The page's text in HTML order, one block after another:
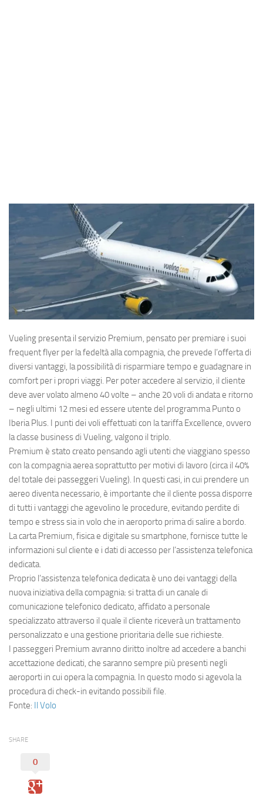
Incidenti
Industria
Eventi
Vueling presenta il servizio Premium, pensato per premiare i suoi
frequent flyer per la fedeltà alla compagnia, che prevede l’offerta di
diversi vantaggi, la possibilità di risparmiare tempo e guadagnare in
comfort per i propri viaggi. Per poter accedere al servizio, il cliente
deve aver volato almeno 40 volte – anche 20 voli di andata e ritorno
– negli ultimi 12 mesi ed essere utente del programma Punto o
Iberia Plus. I punti dei voli effettuati con la tariffa Excellence, ovvero
la classe business di Vueling, valgono il triplo.
Premium è stato creato pensando agli utenti che viaggiano spesso
con la compagnia aerea soprattutto per motivi di lavoro (circa il 40%
del totale dei passeggeri Vueling). In questi casi, in cui prendere un
aereo diventa necessario, è importante che il cliente possa disporre
di tutti i vantaggi che agevolino le procedure, evitando perdite di
tempo e stress sia in volo che in aeroporto prima di salire a bordo.
La carta Premium, fisica e digitale su smartphone, fornisce tutte le
informazioni sul cliente e i dati di accesso per l’assistenza telefonica
dedicata.
Proprio l’assistenza telefonica dedicata è uno dei vantaggi della
nuova iniziativa della compagnia: si tratta di un canale di
comunicazione telefonico dedicato, affidato a personale
specializzato attraverso il quale il cliente riceverà un trattamento
personalizzato e una gestione prioritaria delle sue richieste.
I passeggeri Premium avranno diritto inoltre ad accedere a banchi
accettazione dedicati, che saranno sempre più presenti negli
aeroporti in cui opera la compagnia. In questo modo si agevola la
procedura di check-in evitando possibili file.
Fonte: Il Volo
SHARE
0